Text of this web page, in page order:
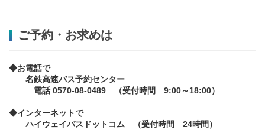
ご予約・お求めは
◆お電話で
名鉄高速バス予約センター
電話 0570-08-0489 （受付時間 9:00～18:00）
◆インターネットで
ハイウェイバスドットコム （受付時間 24時間）